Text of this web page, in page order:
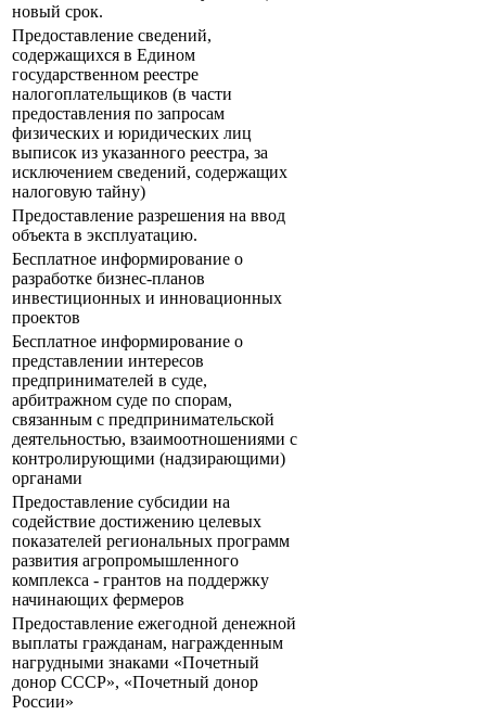
новый срок.
Предоставление сведений,
содержащихся в Едином
государственном реестре
налогоплательщиков (в части
предоставления по запросам
физических и юридических лиц
выписок из указанного реестра, за
исключением сведений, содержащих
налоговую тайну)
Предоставление разрешения на ввод
объекта в эксплуатацию.
Бесплатное информирование о
разработке бизнес-планов
инвестиционных и инновационных
проектов
Бесплатное информирование о
представлении интересов
предпринимателей в суде,
арбитражном суде по спорам,
связанным с предпринимательской
деятельностью, взаимоотношениями с
контролирующими (надзирающими)
органами
Предоставление субсидии на
содействие достижению целевых
показателей региональных программ
развития агропромышленного
комплекса - грантов на поддержку
начинающих фермеров
Предоставление ежегодной денежной
выплаты гражданам, награжденным
нагрудными знаками «Почетный
донор СССР», «Почетный донор
России»